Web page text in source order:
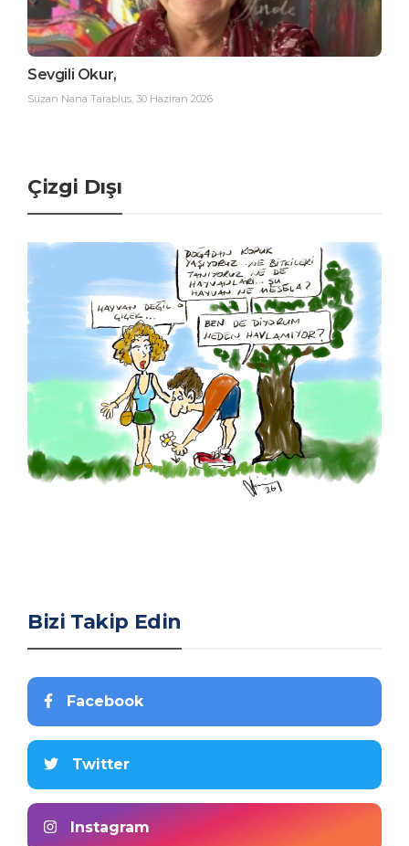
Sevgili Okur,
Suzan Nana Tarablus, 30 Haziran 2026
Çizgi Dışı
Bizi Takip Edin
Facebook
Twitter
Instagram